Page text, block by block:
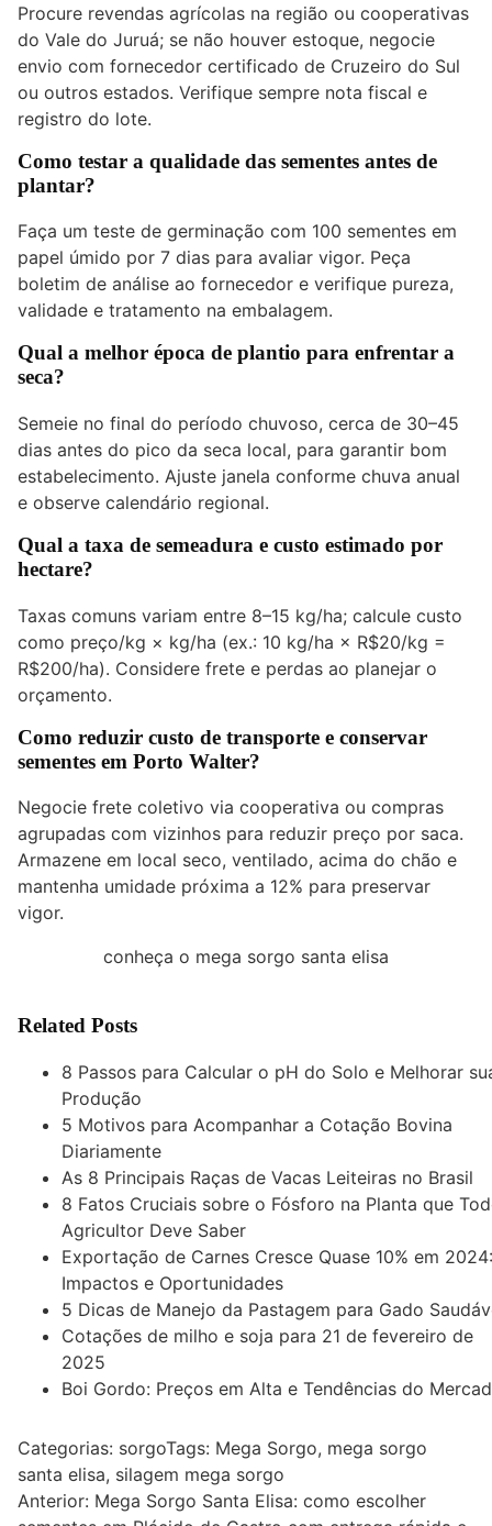
Procure revendas agrícolas na região ou cooperativas
do Vale do Juruá; se não houver estoque, negocie
envio com fornecedor certificado de Cruzeiro do Sul
ou outros estados. Verifique sempre nota fiscal e
registro do lote.
Como testar a qualidade das sementes antes de
plantar?
Faça um teste de germinação com 100 sementes em
papel úmido por 7 dias para avaliar vigor. Peça
boletim de análise ao fornecedor e verifique pureza,
validade e tratamento na embalagem.
Qual a melhor época de plantio para enfrentar a
seca?
Semeie no final do período chuvoso, cerca de 30–45
dias antes do pico da seca local, para garantir bom
estabelecimento. Ajuste janela conforme chuva anual
e observe calendário regional.
Qual a taxa de semeadura e custo estimado por
hectare?
Taxas comuns variam entre 8–15 kg/ha; calcule custo
como preço/kg × kg/ha (ex.: 10 kg/ha × R$20/kg =
R$200/ha). Considere frete e perdas ao planejar o
orçamento.
Como reduzir custo de transporte e conservar
sementes em Porto Walter?
Negocie frete coletivo via cooperativa ou compras
agrupadas com vizinhos para reduzir preço por saca.
Armazene em local seco, ventilado, acima do chão e
mantenha umidade próxima a 12% para preservar
vigor.
conheça o mega sorgo santa elisa
Related Posts
8 Passos para Calcular o pH do Solo e Melhorar
Produção
5 Motivos para Acompanhar a Cotação Bovina
Diariamente
As 8 Principais Raças de Vacas Leiteiras no Brasil
8 Fatos Cruciais sobre o Fósforo na Planta que
Agricultor Deve Saber
Exportação de Carnes Cresce Quase 10% em 2024:
Impactos e Oportunidades
5 Dicas de Manejo da Pastagem para Gado
Cotações de milho e soja para 21 de fevereiro de
2025
Boi Gordo: Preços em Alta e Tendências do
Categorias: sorgoTags: Mega Sorgo, mega sorgo
santa elisa, silagem mega sorgo
Navegação
Anterior: Mega Sorgo Santa Elisa: como escolher